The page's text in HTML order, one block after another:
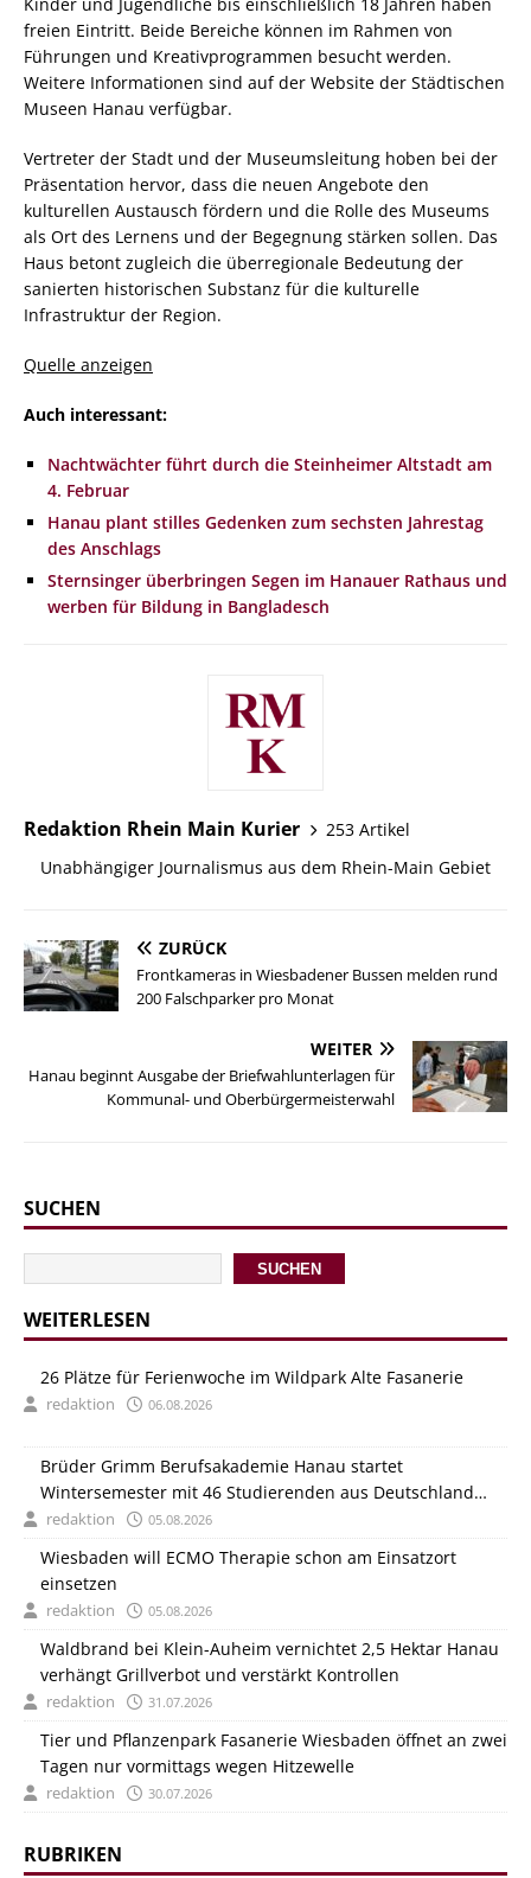
freien Eintritt. Beide Bereiche können im Rahmen von
Führungen und Kreativprogrammen besucht werden.
Weitere Informationen sind auf der Website der Städtischen
Museen Hanau verfügbar.
Vertreter der Stadt und der Museumsleitung hoben bei der
Präsentation hervor, dass die neuen Angebote den
kulturellen Austausch fördern und die Rolle des Museums
als Ort des Lernens und der Begegnung stärken sollen. Das
Haus betont zugleich die überregionale Bedeutung der
sanierten historischen Substanz für die kulturelle
Infrastruktur der Region.
Quelle anzeigen
Auch interessant:
Nachtwächter führt durch die Steinheimer Altstadt am
4. Februar
Hanau plant stilles Gedenken zum sechsten Jahrestag
des Anschlags
Sternsinger überbringen Segen im Hanauer Rathaus und
werben für Bildung in Bangladesch
Redaktion Rhein Main Kurier
253 Artikel
Unabhängiger Journalismus aus dem Rhein-Main Gebiet
ZURÜCK
Frontkameras in Wiesbadener Bussen melden rund
200 Falschparker pro Monat
WEITER
Hanau beginnt Ausgabe der Briefwahlunterlagen für
Kommunal- und Oberbürgermeisterwahl
SUCHEN
SUCHEN
WEITERLESEN
26 Plätze für Ferienwoche im Wildpark Alte Fasanerie
redaktion 06.08.2026
Brüder Grimm Berufsakademie Hanau startet
Wintersemester mit 46 Studierenden aus Deutschland
und Italien
redaktion 05.08.2026
Wiesbaden will ECMO Therapie schon am Einsatzort
einsetzen
redaktion 05.08.2026
Waldbrand bei Klein-Auheim vernichtet 2,5 Hektar Hanau
verhängt Grillverbot und verstärkt Kontrollen
redaktion 31.07.2026
Tier und Pflanzenpark Fasanerie Wiesbaden öffnet an zwei
Tagen nur vormittags wegen Hitzewelle
redaktion 30.07.2026
RUBRIKEN